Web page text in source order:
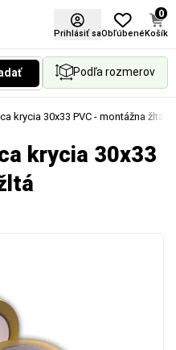
Prihlásiť saObľúbené
0
Košík
Podľa rozmerov
krycia 30x33 PVC - montážna žltá
krycia 30x33